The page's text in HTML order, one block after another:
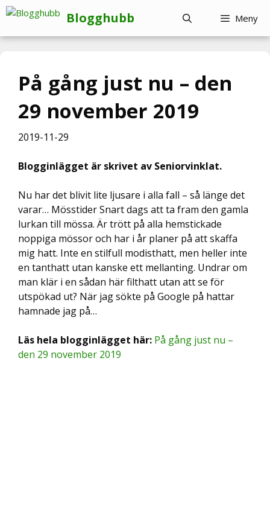
Hoppa
innehåll
Blogghubb Meny
På gång just nu – den
29 november 2019
2019-11-29
Blogginlägget är skrivet av Seniorvinklat.
Nu har det blivit lite ljusare i alla fall – så länge det
varar… Mösstider Snart dags att ta fram den gamla
lurkan till mössa. Är trött på alla hemstickade
noppiga mössor och har i år planer på att skaffa
mig hatt. Inte en stilfull modisthatt, men heller inte
en tanthatt utan kanske ett mellanting. Undrar om
man klär i en sådan här filthatt utan att se för
utspökad ut? När jag sökte på Google på hattar
hamnade jag på…
Läs hela blogginlägget här: På gång just nu –
den 29 november 2019